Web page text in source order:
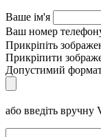
Ваше ім'я
Ваш номер
Прикріпіть
Прикріпити
Допустимий
або введіть вручну